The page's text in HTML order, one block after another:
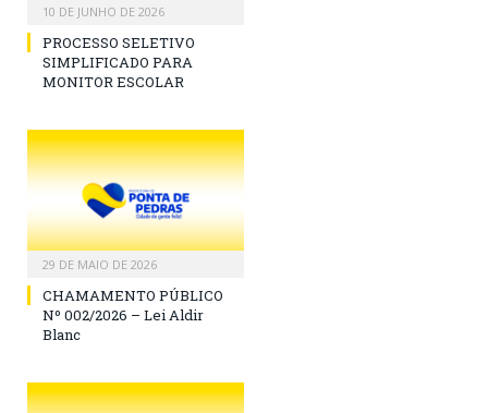
10 DE JUNHO DE 2026
PROCESSO SELETIVO
SIMPLIFICADO PARA
MONITOR ESCOLAR
29 DE MAIO DE 2026
CHAMAMENTO PÚBLICO
Nº 002/2026 – Lei Aldir
Blanc